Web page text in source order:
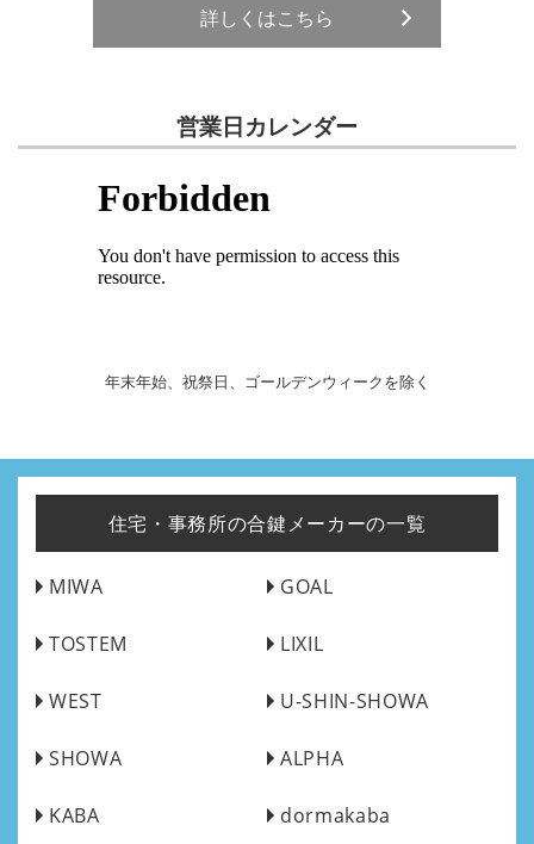
詳しくはこちら
営業日カレンダー
年末年始、祝祭日、ゴールデンウィークを除く
住宅・事務所の合鍵メーカーの一覧
MIWA GOAL
TOSTEM LIXIL
WEST U-SHIN-SHOWA
SHOWA ALPHA
KABA dormakaba